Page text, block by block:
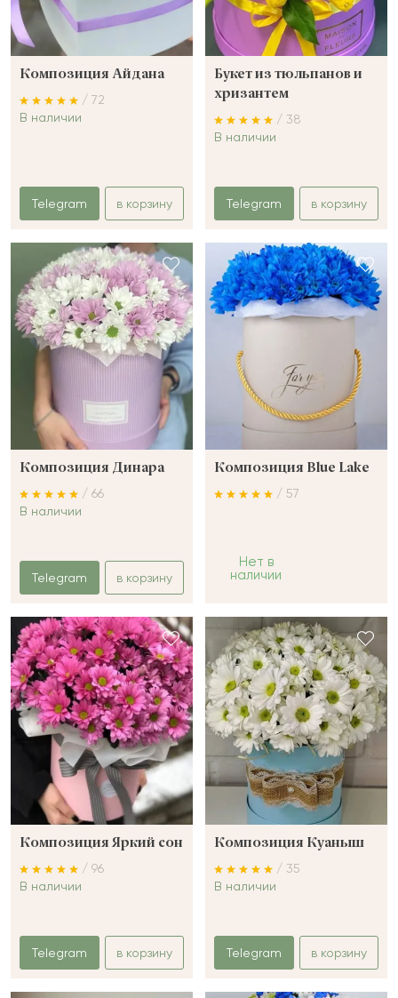
Композиция Айдана
/ 72
В наличии
Telegram в корзину
Букет из тюльпанов и
хризантем
/ 38
В наличии
Telegram в корзину
Композиция Динара
/ 66
В наличии
Telegram в корзину
Композиция Blue Lake
/ 57
Нет в
наличии
Композиция Яркий сон
/ 96
В наличии
Telegram в корзину
Композиция Куаныш
/ 35
В наличии
Telegram в корзину